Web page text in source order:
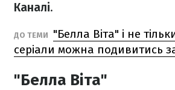
Каналі.
ДО ТЕМИ
"Белла Віта" і не
серіали можна подивитись
"Белла Віта"